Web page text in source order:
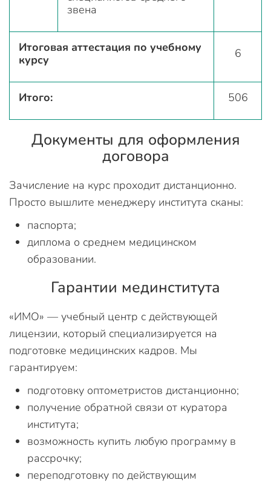
звена
Итоговая аттестация по учебному
курсу
6
Итого: 506
Документы для оформления
договора
Зачисление на курс проходит дистанционно.
Просто вышлите менеджеру института сканы:
паспорта;
диплома о среднем медицинском
образовании.
Гарантии мединститута
«ИМО» — учебный центр с действующей
лицензии, который специализируется на
подготовке медицинских кадров. Мы
гарантируем:
подготовку оптометристов дистанционно;
получение обратной связи от куратора
института;
возможность купить любую программу в
рассрочку;
переподготовку по действующим